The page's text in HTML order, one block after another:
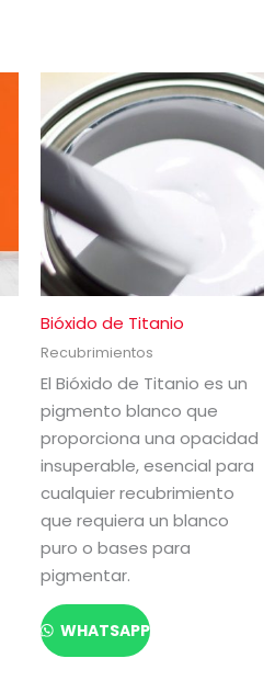
Bióxido de Titanio
Recubrimientos
El Bióxido de Titanio es un
pigmento blanco que
proporciona una opacidad
insuperable, esencial para
cualquier recubrimiento
que requiera un blanco
puro o bases para
pigmentar.
WHATSAPP